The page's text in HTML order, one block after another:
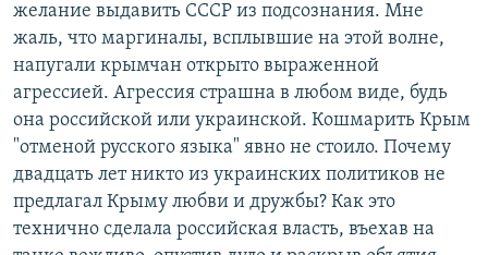
желание выдавить СССР из подсознания. Мне
жаль, что маргиналы, всплывшие на этой волне,
напугали крымчан открыто выраженной
агрессией. Агрессия страшна в любом виде, будь
она российской или украинской. Кошмарить Крым
"отменой русского языка" явно не стоило. Почему
двадцать лет никто из украинских политиков не
предлагал Крыму любви и дружбы? Как это
технично сделала российская власть, въехав на